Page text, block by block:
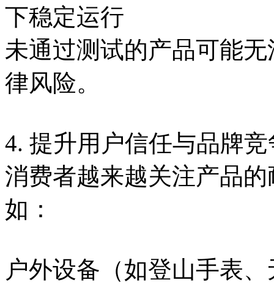
下稳定运行
未通过测试的产品可能
律风险。
4. 提升用户信任与品牌
消费者越来越关注产品
如：
户外设备（如登山手表